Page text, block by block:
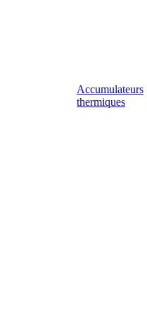
Accumulateurs
thermiques